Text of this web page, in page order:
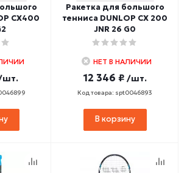
CX400
Ракетка для большого
тенниса DUNLOP CX 200
JNR 26 G0
НЕТ В НАЛИЧИИ
12 346 ₽ /шт.
Код товара: spt0046893
В корзину